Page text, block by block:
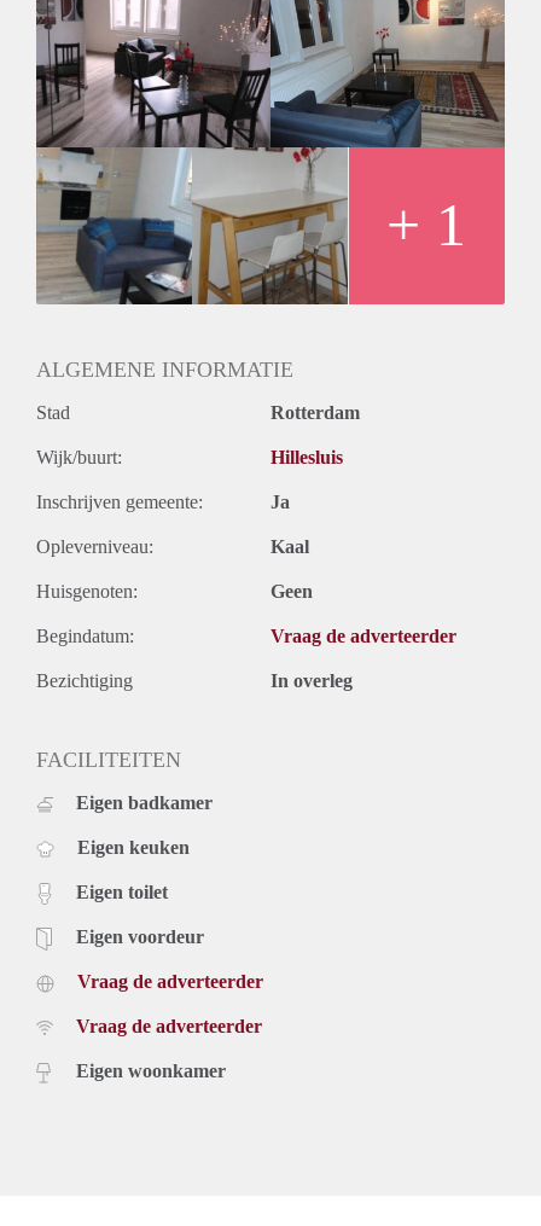
Mogelijk
Inkomen eis
2,7 X Maandhuur Bruto
Huurtermijn
Onbepaalde termijn
Oplevering
Kaal
+ 1
ALGEMENE INFORMATIE
Stad Rotterdam
Wijk/buurt: Hillesluis
Inschrijven gemeente: Ja
Opleverniveau: Kaal
Huisgenoten: Geen
Begindatum: Vraag de adverteerder
Bezichtiging In overleg
FACILITEITEN
Eigen badkamer
Eigen keuken
Eigen toilet
Eigen voordeur
Vraag de adverteerder
Vraag de adverteerder
Eigen woonkamer